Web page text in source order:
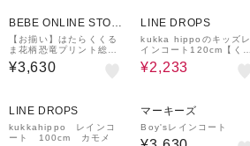
BEBE ONLINE STOR
E【お揃い】はたらくくる
ま花柄恐竜プリント総柄
手提げ袋付きレインコー
ト(95~135cm)
¥3,630
LINE DROPS
kukka hippoのキッズレ
インコート120cm【くだ
もの】
¥2,233
LINE DROPS
kukkahippo レインコ
ート 100cm カモメ
マーキーズ
Boy'sレインコート